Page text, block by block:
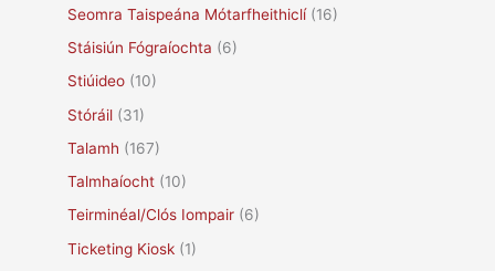
Seomra Taispeána Mótarfheithiclí(16)
Stáisiún Fógraíochta (6)
Stiúideo (10)
Stóráil (31)
Talamh (167)
Talmhaíocht (10)
Teirminéal/Clós Iompair (6)
Ticketing Kiosk (1)